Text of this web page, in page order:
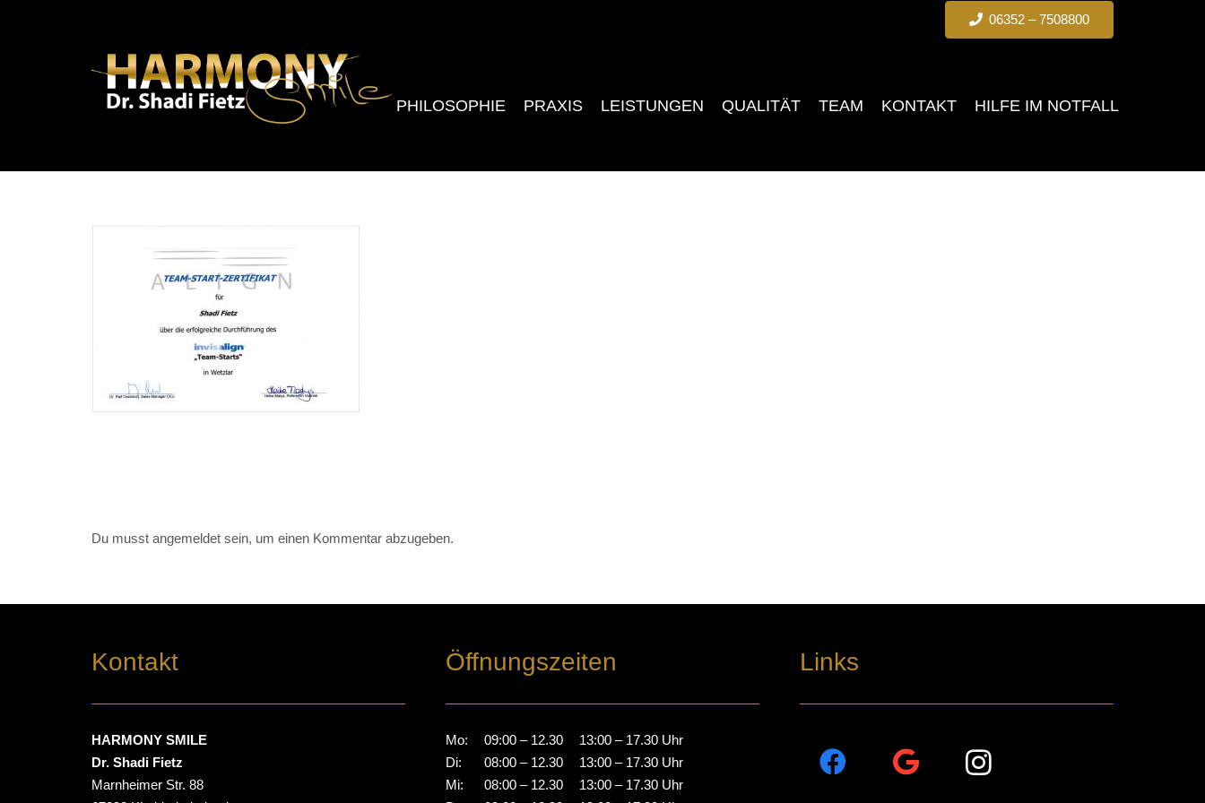
06352 – 7508800
PHILOSOPHIE PRAXIS LEISTUNGEN QUALITÄT TEAM KONTAKT HILFE IM NOTFALL
Du musst angemeldet sein, um einen Kommentar abzugeben.
Kontakt Öffnungszeiten Links
HARMONY SMILE
Dr. Shadi Fietz
Marnheimer Str. 88
Mo:
Di:
Mi:
09:00 – 12.30
08:00 – 12.30
08:00 – 12.30
13:00 – 17.30 Uhr
13:00 – 17.30 Uhr
13:00 – 17.30 Uhr